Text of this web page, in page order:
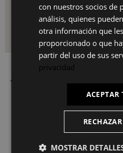
Detalles del producto
Envío y devoluciones
También le puede interesar
con nuestros socios de
análisis, quienes
otra información que
proporcionado o que
partir del uso de sus
privacidad
ACEPTAR
MOSTRAR